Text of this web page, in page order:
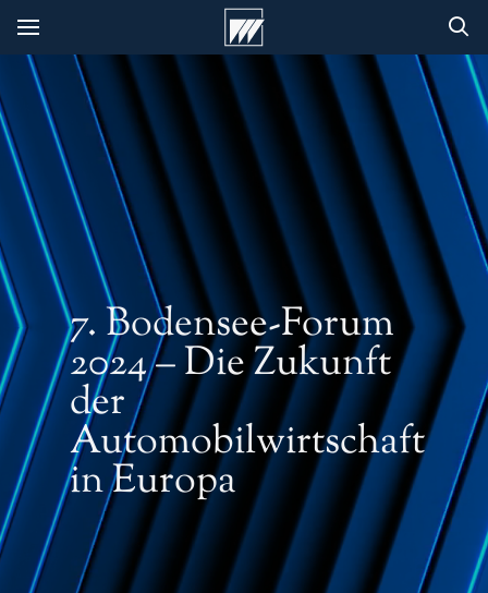
7. Bodensee-Forum
2024 – Die Zukunft
der
Automobilwirtschaft
in Europa